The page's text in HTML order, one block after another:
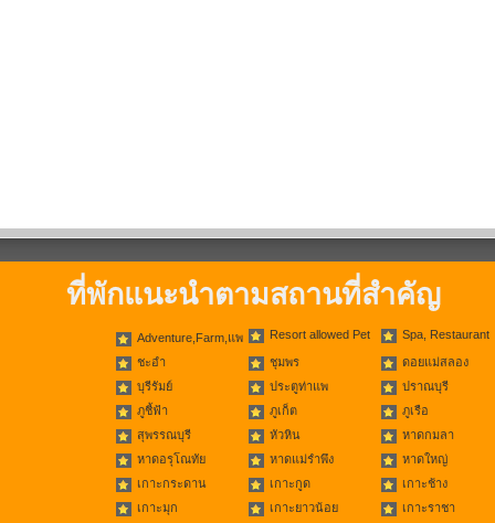
ที่พักแนะนำตามสถานที่สำคัญ
Adventure,Farm,แพ Resort allowed Pet Spa, Restaurant
ชะอำ ชุมพร
ดอยแม่สลอง
บุรีรัมย์
ประตูท่าแพ
ปราณบุรี
ภูชี้ฟ้า
ภูเก็ต
ภูเรือ
สุพรรณบุรี
หัวหิน
หาดกมลา
หาดอรุโณทัย
หาดแม่รำพึง
หาดใหญ่
เกาะกระดาน
เกาะกูด
เกาะช้าง
เกาะมุก
เกาะยาวน้อย
เกาะราชา